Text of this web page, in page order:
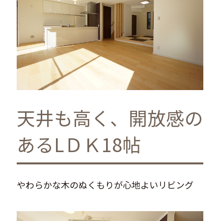
天井も高く、開放感の
あるLＤＫ18帖
やわらかな木のぬくもりが心地よいリビング